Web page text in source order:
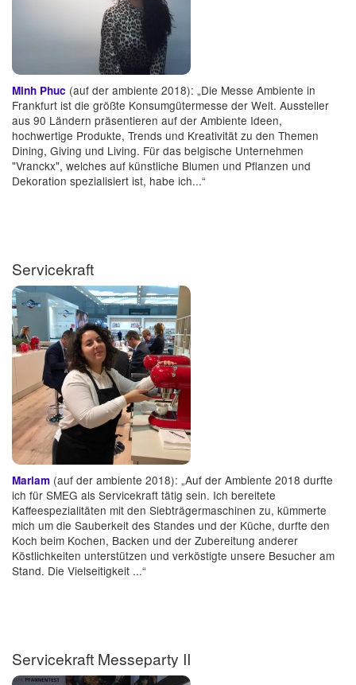
Minh Phuc (auf der ambiente 2018): „Die Messe Ambiente in
Frankfurt ist die größte Konsumgütermesse der Welt. Aussteller
aus 90 Ländern präsentieren auf der Ambiente Ideen,
hochwertige Produkte, Trends und Kreativität zu den Themen
Dining, Giving und Living. Für das belgische Unternehmen
"Vranckx", welches auf künstliche Blumen und Pflanzen und
Dekoration spezialisiert ist, habe ich...“
Servicekraft
Mariam (auf der ambiente 2018): „Auf der Ambiente 2018 durfte
ich für SMEG als Servicekraft tätig sein. Ich bereitete
Kaffeespezialitäten mit den Siebträgermaschinen zu, kümmerte
mich um die Sauberkeit des Standes und der Küche, durfte den
Koch beim Kochen, Backen und der Zubereitung anderer
Köstlichkeiten unterstützen und verköstigte unsere Besucher am
Stand. Die Vielseitigkeit ...“
Servicekraft Messeparty II